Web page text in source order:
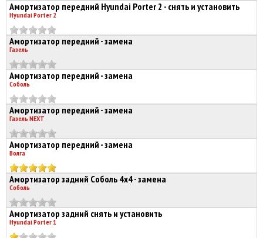
Амортизатор передний Hyundai Porter 2 - снять и установить
Hyundai Porter 2
Амортизатор передний - замена
Газель
Амортизатор передний - замена
Соболь
Амортизатор передний - замена
Газель NEXT
Амортизатор передний - замена
Волга
Амортизатор задний Соболь 4х4 - замена
Соболь
Амортизатор задний снять и установить
Hyundai Porter 1